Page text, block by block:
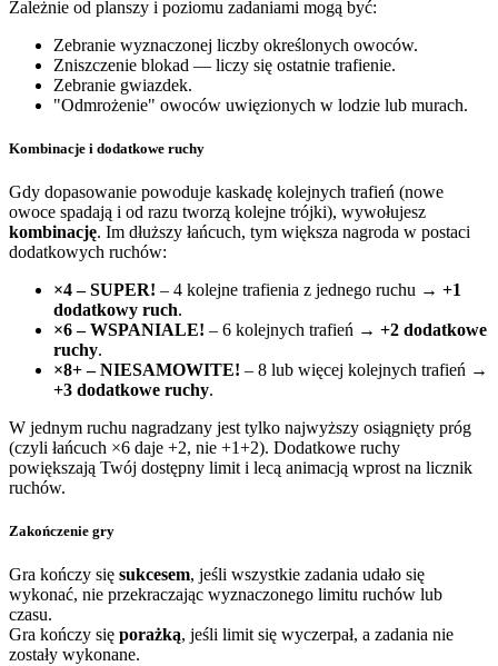
Zależnie od planszy i poziomu zadaniami mogą być:
Zebranie wyznaczonej liczby określonych owoców.
Zniszczenie blokad — liczy się ostatnie trafienie.
Zebranie gwiazdek.
"Odmrożenie" owoców uwięzionych w lodzie lub murach.
Kombinacje i dodatkowe ruchy
Gdy dopasowanie powoduje kaskadę kolejnych trafień (nowe
owoce spadają i od razu tworzą kolejne trójki), wywołujesz
kombinację. Im dłuższy łańcuch, tym większa nagroda w postaci
dodatkowych ruchów:
×4 – SUPER! – 4 kolejne trafienia z jednego ruchu → +1
dodatkowy ruch.
×6 – WSPANIALE! – 6 kolejnych trafień → +2 dodatkowe
ruchy.
×8+ – NIESAMOWITE! – 8 lub więcej kolejnych trafień →
+3 dodatkowe ruchy.
W jednym ruchu nagradzany jest tylko najwyższy osiągnięty próg
(czyli łańcuch ×6 daje +2, nie +1+2). Dodatkowe ruchy
powiększają Twój dostępny limit i lecą animacją wprost na licznik
ruchów.
Zakończenie gry
Gra kończy się sukcesem, jeśli wszystkie zadania udało się
wykonać, nie przekraczając wyznaczonego limitu ruchów lub
czasu.
Gra kończy się porażką, jeśli limit się wyczerpał, a zadania nie
zostały wykonane.